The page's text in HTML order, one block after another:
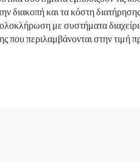
διακοπή και τα κόστη
με συστήματα
περιλαμβάνονται στην τιμή